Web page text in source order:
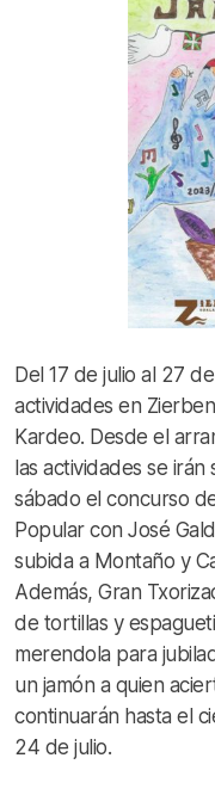
Del 17 de julio al 27
actividades en
Kardeo. Desde el
las actividades se
sábado el concurso
Popular con José
subida a Montaño y
Además, Gran
de tortillas y
merendola para
un jamón a quien
continuarán hasta el
24 de julio.